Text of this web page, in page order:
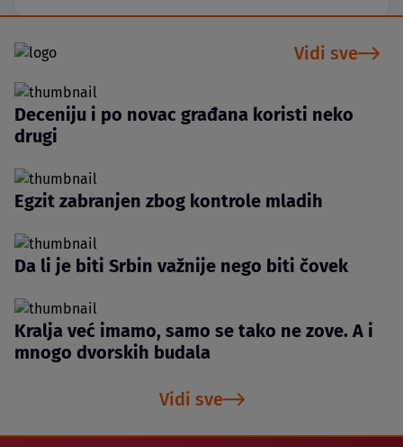
Vidi sve
Deceniju i po novac građana koristi neko
drugi
Egzit zabranjen zbog kontrole mladih
Da li je biti Srbin važnije nego biti čovek
Kralja već imamo, samo se tako ne zove. A i
mnogo dvorskih budala
Vidi sve